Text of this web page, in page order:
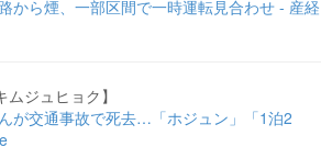
から煙、一部区間で一時運転見合わせ - 産経
ジュヒョク】
が交通事故で死去…「ホジュン」「1泊2